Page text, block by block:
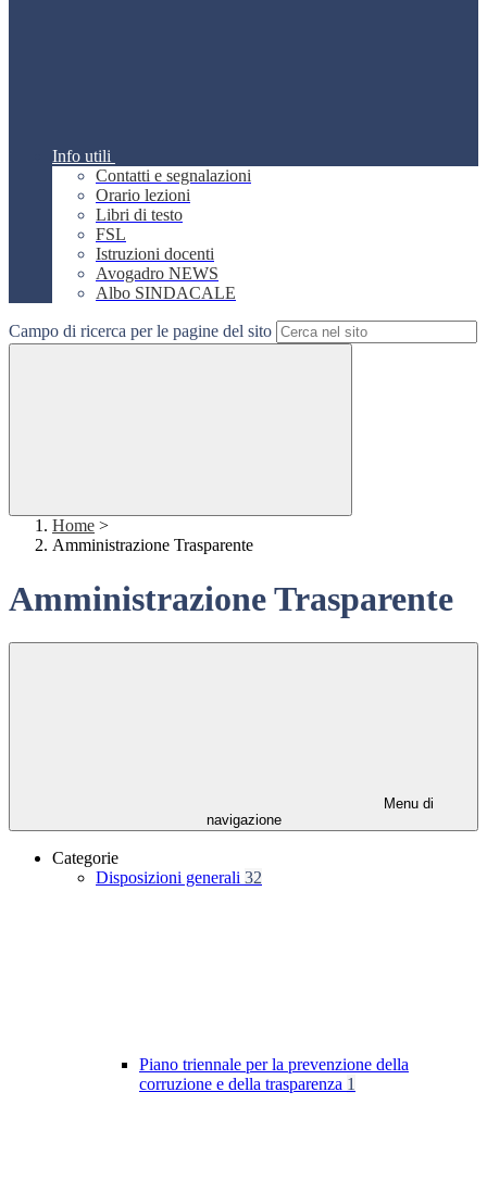
Info utili
Contatti e segnalazioni
Orario lezioni
Libri di testo
FSL
Istruzioni docenti
Avogadro NEWS
Albo SINDACALE
Campo di ricerca per le pagine del sito
Home >
Amministrazione Trasparente
Amministrazione Trasparente
Menu di
navigazione
Categorie
Disposizioni generali 32
Piano triennale per la prevenzione della
corruzione e della trasparenza 1